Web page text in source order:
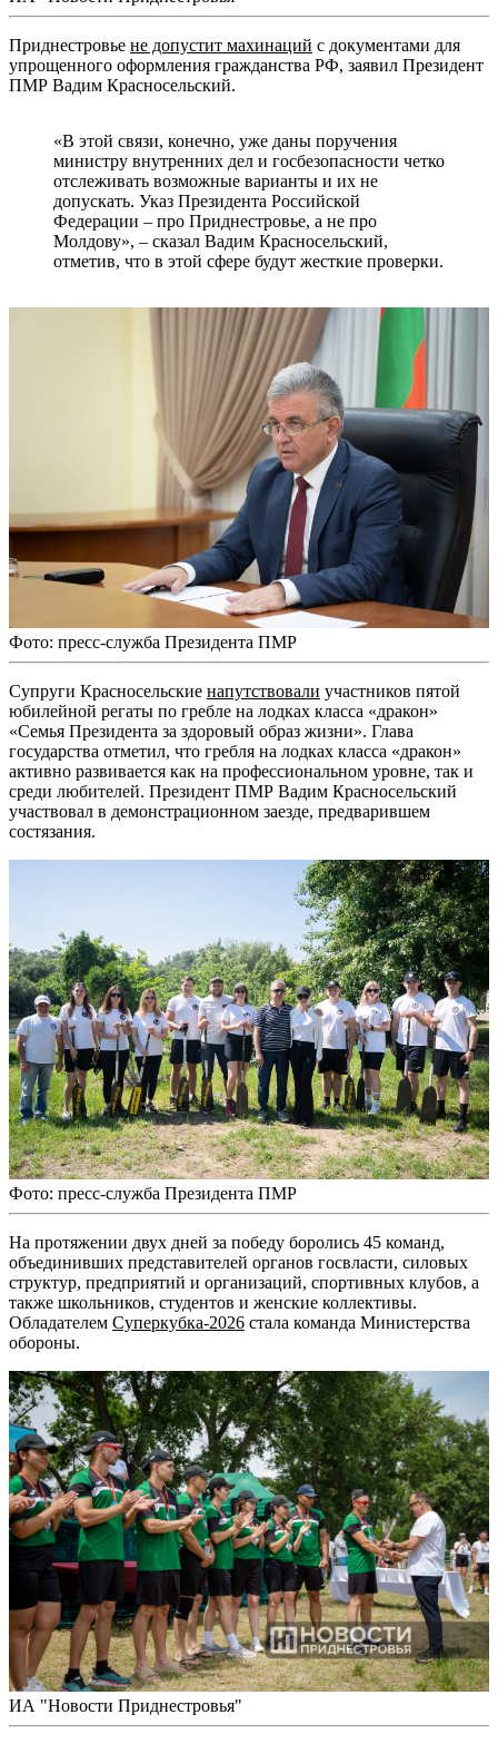
Приднестровье не допустит махинаций с документами для
упрощенного оформления гражданства РФ, заявил Президент
ПМР Вадим Красносельский.
«В этой связи, конечно, уже даны поручения
министру внутренних дел и госбезопасности четко
отслеживать возможные варианты и их не
допускать. Указ Президента Российской
Федерации – про Приднестровье, а не про
Молдову», – сказал Вадим Красносельский,
отметив, что в этой сфере будут жесткие проверки.
Фото: пресс-служба Президента ПМР
Супруги Красносельские напутствовали участников пятой
юбилейной регаты по гребле на лодках класса «дракон»
«Семья Президента за здоровый образ жизни». Глава
государства отметил, что гребля на лодках класса «дракон»
активно развивается как на профессиональном уровне, так и
среди любителей. Президент ПМР Вадим Красносельский
участвовал в демонстрационном заезде, предварившем
состязания.
Фото: пресс-служба Президента ПМР
На протяжении двух дней за победу боролись 45 команд,
объединивших представителей органов госвласти, силовых
структур, предприятий и организаций, спортивных клубов, а
также школьников, студентов и женские коллективы.
Обладателем Суперкубка-2026 стала команда Министерства
обороны.
ИА "Новости Приднестровья"